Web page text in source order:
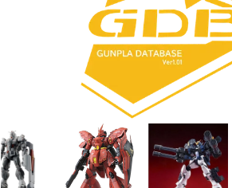
ド
検
索